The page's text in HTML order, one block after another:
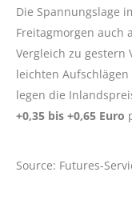
Die Spannungslage
Freitagmorgen auch
Vergleich zu gestern
leichten
legen die
+0,35 bis +0,65 Euro
Source: Futures-